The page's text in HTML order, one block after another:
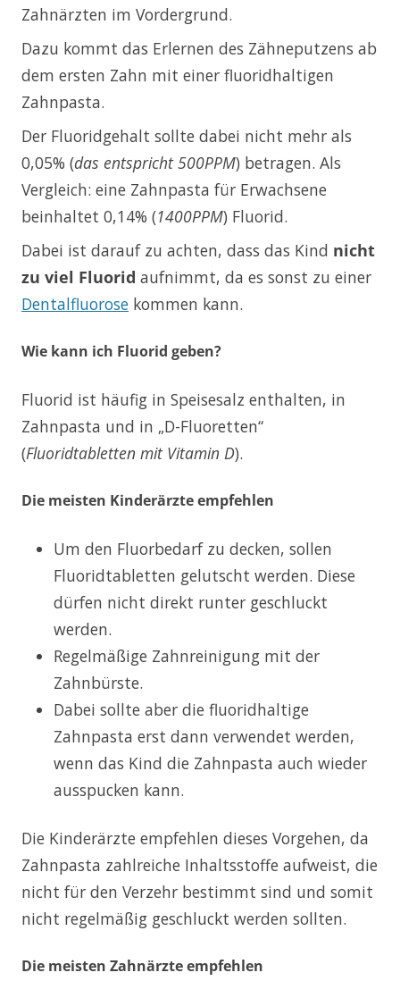
Zahnärzten im Vordergrund.
Dazu kommt das Erlernen des Zähneputzens ab
dem ersten Zahn mit einer fluoridhaltigen
Zahnpasta.
Der Fluoridgehalt sollte dabei nicht mehr als
0,05% (das entspricht 500PPM) betragen. Als
Vergleich: eine Zahnpasta für Erwachsene
beinhaltet 0,14% (1400PPM) Fluorid.
Dabei ist darauf zu achten, dass das Kind nicht
zu viel Fluorid aufnimmt, da es sonst zu einer
Dentalfluorose kommen kann.
Wie kann ich Fluorid geben?
Fluorid ist häufig in Speisesalz enthalten, in
Zahnpasta und in „D-Fluoretten“
(Fluoridtabletten mit Vitamin D).
Die meisten Kinderärzte empfehlen
Um den Fluorbedarf zu decken, sollen
Fluoridtabletten gelutscht werden. Diese
dürfen nicht direkt runter geschluckt
werden.
Regelmäßige Zahnreinigung mit der
Zahnbürste.
Dabei sollte aber die fluoridhaltige
Zahnpasta erst dann verwendet werden,
wenn das Kind die Zahnpasta auch wieder
ausspucken kann.
Die Kinderärzte empfehlen dieses Vorgehen, da
Zahnpasta zahlreiche Inhaltsstoffe aufweist, die
nicht für den Verzehr bestimmt sind und somit
nicht regelmäßig geschluckt werden sollten.
Die meisten Zahnärzte empfehlen